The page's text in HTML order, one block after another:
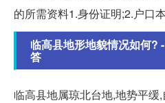
的所需资料1.身份证明;2.户口本
临高县地形地貌情况如何?
答
临高县地属琼北台地,地势平